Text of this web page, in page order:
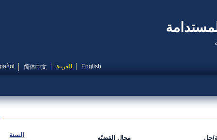
English العربية 简体中文
Español
مجال القضيّه السنة